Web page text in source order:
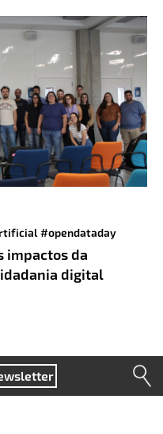
#opendataday
impactos da
digital